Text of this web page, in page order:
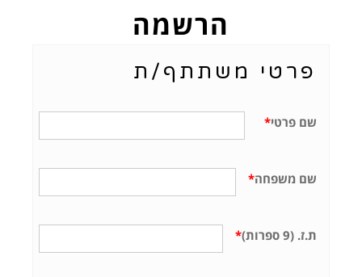
הרשמה
פרטי משתתף/ת
*שם פרטי
*שם משפחה
* ת.ז. (9 ספרות)